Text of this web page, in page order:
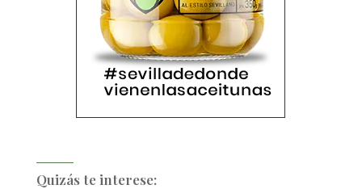
Quizás te interese: